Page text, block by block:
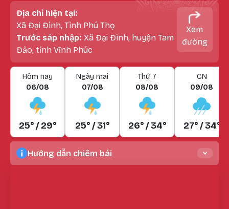
Địa chỉ hiện tại:
Xã Đại Đình, Tình Phú Thọ
Trước sáp nhập: Xã Đại Đình, huyện Tam
Đảo, tỉnh Vĩnh Phúc
Xem
đường
Hôm nay
06/08
25° / 29°
Ngày mai
07/08
25° / 31°
Thứ 7
08/08
26° / 34°
CN
09/08
27° / 34°
Hướng dẫn chiêm bái